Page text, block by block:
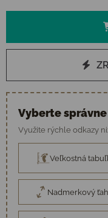
Vyberte správne
Využite rýchle odkazy
Veľkostná
Nadmerkový